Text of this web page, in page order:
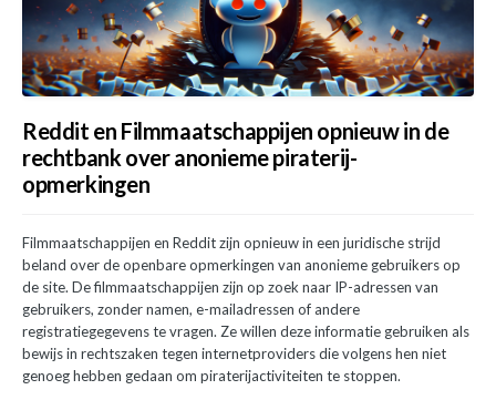
Reddit en Filmmaatschappijen opnieuw in de
rechtbank over anonieme piraterij-
opmerkingen
Filmmaatschappijen en Reddit zijn opnieuw in een juridische strijd
beland over de openbare opmerkingen van anonieme gebruikers op
de site. De filmmaatschappijen zijn op zoek naar IP-adressen van
gebruikers, zonder namen, e-mailadressen of andere
registratiegegevens te vragen. Ze willen deze informatie gebruiken als
bewijs in rechtszaken tegen internetproviders die volgens hen niet
genoeg hebben gedaan om piraterijactiviteiten te stoppen.